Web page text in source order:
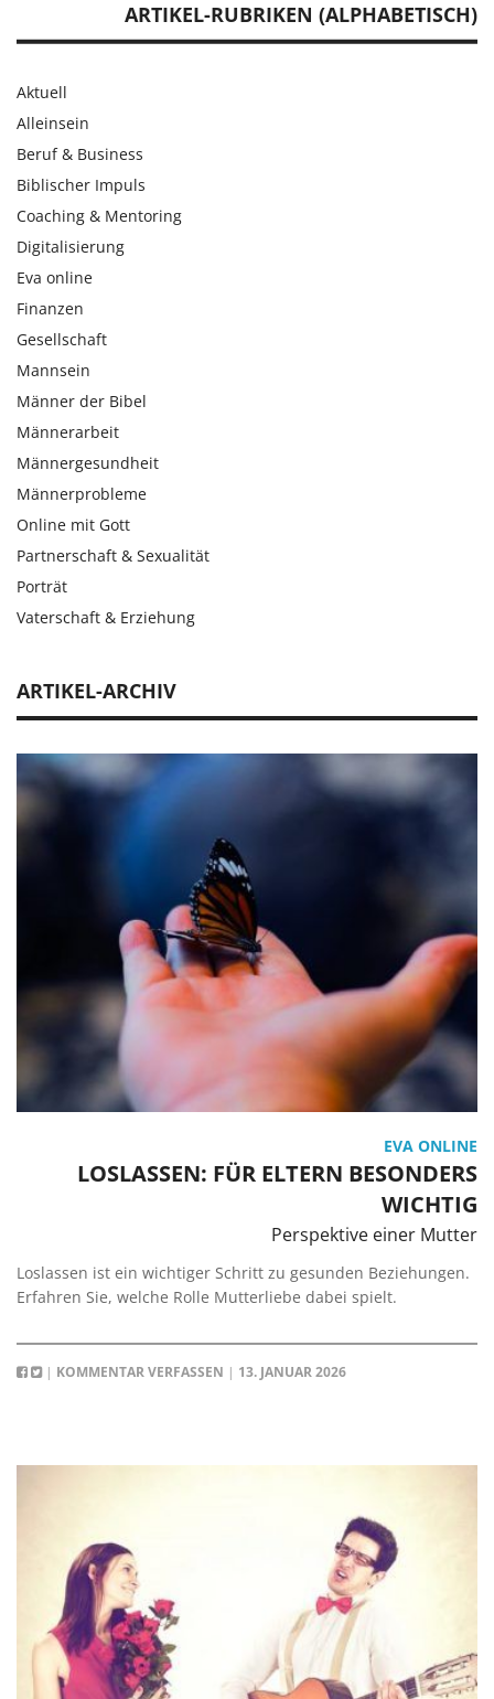
ARTIKEL-ARCHIV
EVA ONLINE
LOSLASSEN: FÜR ELTERN BESONDERS
WICHTIG
Perspektive einer Mutter
Loslassen ist ein wichtiger Schritt zu gesunden Beziehungen.
Erfahren Sie, welche Rolle Mutterliebe dabei spielt.
| KOMMENTAR VERFASSEN | 13. JANUAR 2026
ARTIKEL-RUBRIKEN (ALPHABETISCH)
Aktuell
Alleinsein
Beruf & Business
Biblischer Impuls
Coaching & Mentoring
Digitalisierung
Eva online
Finanzen
Gesellschaft
Mannsein
Männer der Bibel
Männerarbeit
Männergesundheit
Männerprobleme
Online mit Gott
Partnerschaft & Sexualität
Porträt
Vaterschaft & Erziehung